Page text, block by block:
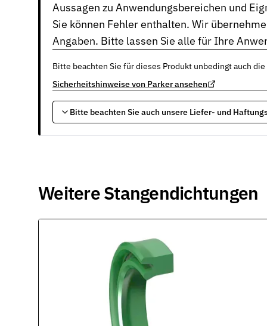
Aussagen zu Anwendungsbereichen und
Sie können Fehler enthalten. Wir
Angaben. Bitte lassen Sie alle für Ihre
Bitte beachten Sie für dieses Produkt unbedingt auch
Sicherheitshinweise von Parker ansehen
Bitte beachten Sie auch unsere Liefer- und
Weitere Stangendichtungen